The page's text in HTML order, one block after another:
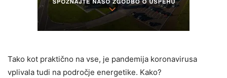
Tako kot praktično na vse, je pandemija koronavirusa
vplivala tudi na področje energetike. Kako?